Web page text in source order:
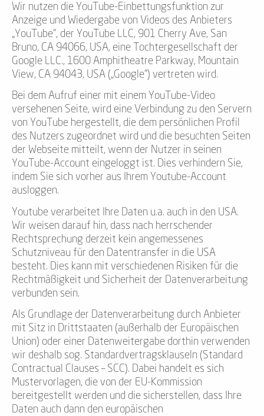
Wir nutzen die YouTube-Einbettungsfunktion zur
Anzeige und Wiedergabe von Videos des Anbieters
„YouTube“, der YouTube LLC, 901 Cherry Ave, San
Bruno, CA 94066, USA, eine Tochtergesellschaft der
Google LLC., 1600 Amphitheatre Parkway, Mountain
View, CA 94043, USA („Google“) vertreten wird.
Bei dem Aufruf einer mit einem YouTube-Video
versehenen Seite, wird eine Verbindung zu den Servern
von YouTube hergestellt, die dem persönlichen Profil
des Nutzers zugeordnet wird und die besuchten Seiten
der Webseite mitteilt, wenn der Nutzer in seinen
YouTube-Account eingeloggt ist. Dies verhindern Sie,
indem Sie sich vorher aus Ihrem Youtube-Account
ausloggen.
Youtube verarbeitet Ihre Daten u.a. auch in den USA.
Wir weisen darauf hin, dass nach herrschender
Rechtsprechung derzeit kein angemessenes
Schutzniveau für den Datentransfer in die USA
besteht. Dies kann mit verschiedenen Risiken für die
Rechtmäßigkeit und Sicherheit der Datenverarbeitung
verbunden sein.
Als Grundlage der Datenverarbeitung durch Anbieter
mit Sitz in Drittstaaten (außerhalb der Europäischen
Union) oder einer Datenweitergabe dorthin verwenden
wir deshalb sog. Standardvertragsklauseln (Standard
Contractual Clauses – SCC). Dabei handelt es sich
Mustervorlagen, die von der EU-Kommission
bereitgestellt werden und die sicherstellen, dass Ihre
Daten auch dann den europäischen